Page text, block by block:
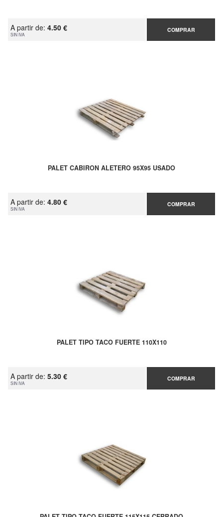
A partir de: 4.50 €
SIN IVA
COMPRAR
PALET CABIRON ALETERO 95X95 USADO
A partir de: 4.80 €
SIN IVA
COMPRAR
PALET TIPO TACO FUERTE 110X110
A partir de: 5.30 €
SIN IVA
COMPRAR